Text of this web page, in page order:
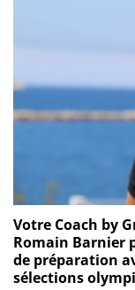
Votre Coach by
Romain Barnier
de préparation
sélections